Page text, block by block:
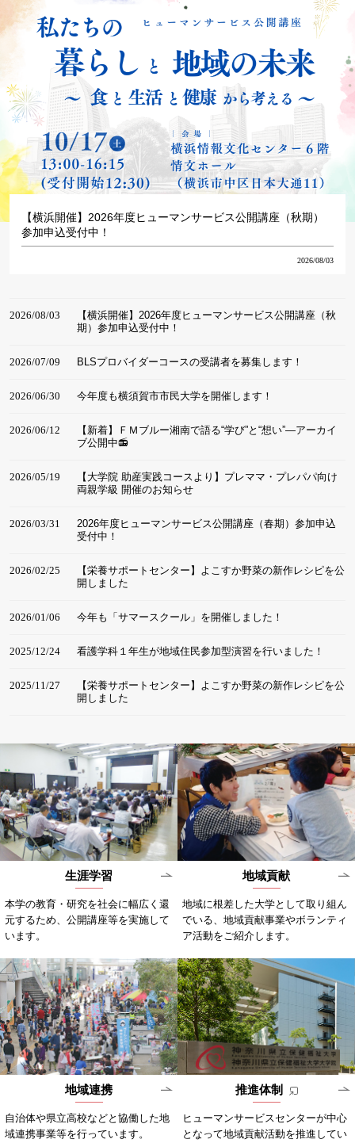
【横浜開催】2026年度ヒューマンサービス公開講座（秋期）
参加申込受付中！
2026/08/03
2026/08/03
【横浜開催】2026年度ヒューマンサービス公開講座（秋
期）参加申込受付中！
2026/07/09 BLSプロバイダーコースの受講者を募集します！
2026/06/30 今年度も横須賀市市民大学を開催します！
2026/06/12
【新着】ＦＭブルー湘南で語る“学び”と“想い”―アーカイ
ブ公開中📻
2026/05/19
【大学院 助産実践コースより】プレママ・プレパパ向け
両親学級 開催のお知らせ
2026/03/31
2026年度ヒューマンサービス公開講座（春期）参加申込
受付中！
2026/02/25
【栄養サポートセンター】よこすか野菜の新作レシピを公
開しました
2026/01/06 今年も「サマースクール」を開催しました！
2025/12/24 看護学科１年生が地域住民参加型演習を行いました！
2025/11/27
【栄養サポートセンター】よこすか野菜の新作レシピを公
開しました
生涯学習
本学の教育・研究を社会に幅広く還
元するため、公開講座等を実施して
います。
地域貢献
地域に根差した大学として取り組ん
でいる、地域貢献事業やボランティ
ア活動をご紹介します。
地域連携
自治体や県立高校などと協働した地
域連携事業等を行っています。
推進体制
ヒューマンサービスセンターが中心
となって地域貢献活動を推進してい